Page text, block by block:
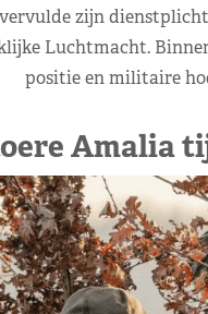
zijn
Luchtmacht.
positie en militaire